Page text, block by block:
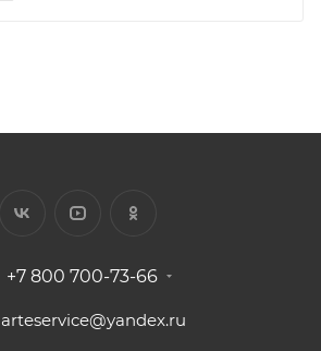
+7 800 700-73-66
arteservice@yandex.ru